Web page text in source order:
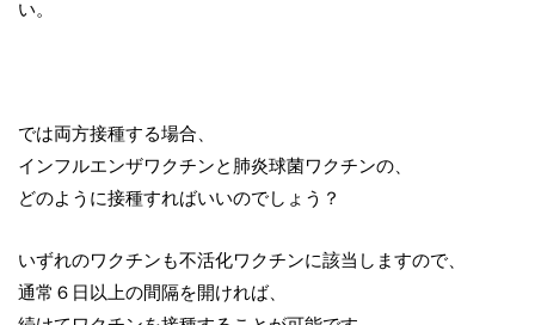
い。
では両方接種する場合、
インフルエンザワクチンと肺炎球菌ワクチンの、
どのように接種すればいいのでしょう？
いずれのワクチンも不活化ワクチンに該当しますので、
通常６日以上の間隔を開ければ、